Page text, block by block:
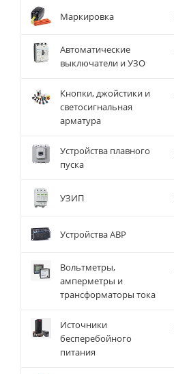
Маркировка
Автоматические
выключатели и УЗО
Кнопки, джойстики и
светосигнальная
арматура
Устройства плавного
пуска
УЗИП
Устройства АВР
Вольтметры,
амперметры и
трансформаторы тока
Источники
бесперебойного
питания